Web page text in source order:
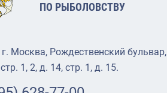
ПО РЫБОЛОВСТВУ
г. Москва, Рождественский бульвар,
1, 2, д. 14, стр. 1, д. 15.